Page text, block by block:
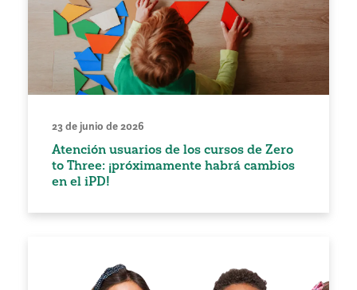
23 de junio de 2026
Atención usuarios de los cursos de Zero
to Three: ¡próximamente habrá cambios
en el iPD!